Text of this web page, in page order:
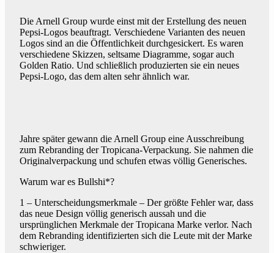
Die Arnell Group wurde einst mit der Erstellung des neuen
Pepsi-Logos beauftragt. Verschiedene Varianten des neuen
Logos sind an die Öffentlichkeit durchgesickert. Es waren
verschiedene Skizzen, seltsame Diagramme, sogar auch
Golden Ratio. Und schließlich produzierten sie ein neues
Pepsi-Logo, das dem alten sehr ähnlich war.
Jahre später gewann die Arnell Group eine Ausschreibung
zum Rebranding der Tropicana-Verpackung. Sie nahmen die
Originalverpackung und schufen etwas völlig Generisches.
Warum war es Bullshi*?
1 – Unterscheidungsmerkmale – Der größte Fehler war, dass
das neue Design völlig generisch aussah und die
ursprünglichen Merkmale der Tropicana Marke verlor. Nach
dem Rebranding identifizierten sich die Leute mit der Marke
schwieriger.